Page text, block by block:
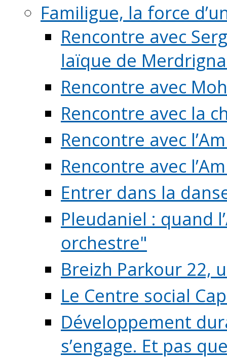
Familigue, la force
Rencontre avec
laïque de
Rencontre avec
Rencontre avec la
Rencontre avec
Rencontre avec
Entrer dans la
Pleudaniel : quand
orchestre"
Breizh Parkour 22,
Le Centre social
Développement
s’engage. Et pas